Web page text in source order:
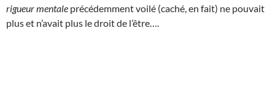
rigueur mentale précédemment voilé (caché, en fait) ne pouvait
plus et n’avait plus le droit de l’être….